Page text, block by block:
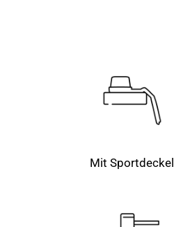
Mit Sportdeckel